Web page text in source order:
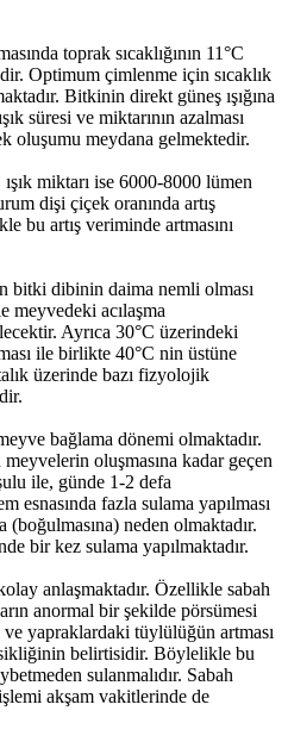
toprak sıcaklığının 11°C
Optimum çimlenme için sıcaklık
Bitkinin direkt güneş ışığına
süresi ve miktarının azalması
oluşumu meydana gelmektedir.
miktarı ise 6000-8000 lümen
dişi çiçek oranında artış
bu artış veriminde artmasını
bitki dibinin daima nemli olması
meyvedeki acılaşma
Ayrıca 30°C üzerindeki
ile birlikte 40°C nin üstüne
üzerinde bazı fizyolojik
bağlama dönemi olmaktadır.
oluşmasına kadar geçen
ile, günde 1-2 defa
esnasında fazla sulama yapılması
(boğulmasına) neden olmaktadır.
bir kez sulama yapılmaktadır.
anlaşmaktadır. Özellikle sabah
anormal bir şekilde pörsümesi
ve yapraklardaki tüylülüğün artması
belirtisidir. Böylelikle bu
sulanmalıdır. Sabah
akşam vakitlerinde de